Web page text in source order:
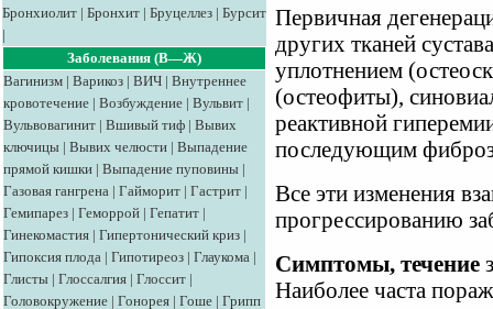
Бронхиолит | Бронхит | Бруцеллез | Бурсит
|
Заболевания (В—Ж)
Вагинизм | Варикоз | ВИЧ | Внутреннее
кровотечение | Возбуждение | Вульвит |
Вульвовагинит | Вшивый тиф | Вывих
ключицы | Вывих челюсти | Выпадение
прямой кишки | Выпадение пуповины |
Газовая гангрена | Гайморит | Гастрит |
Гемипарез | Геморрой | Гепатит |
Гинекомастия | Гипертонический криз |
Гипоксия плода | Гипотиреоз | Глаукома |
Глисты | Глоссалгия | Глоссит |
Головокружение | Гонорея | Гоше | Грипп
Первичная
других тканей
уплотнением
(остеофиты),
реактивной
последующим
Все эти изменения
прогрессированию
Симптомы, течение
Наиболее часта